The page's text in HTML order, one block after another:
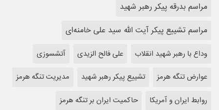
مدیریت تنگه هرمز
حاکمیت ایران بر تنگه هرمز
وداع با رهبر شهید انقلاب
مراسم بدرقه پیکر رهبر شهید
مراسم تشییع پیکر آیت الله سید علی خامنه‌ای
روابط ایران و آمریکا
تشییع پیکر رهبر شهید
علی فالح الزیدی
عوارض تنگه هرمز
آتشسوزی